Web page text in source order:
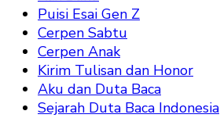
Puisi Esai Gen Z
Cerpen Sabtu
Cerpen Anak
Kirim Tulisan dan Honor
Aku dan Duta Baca
Sejarah Duta Baca Indonesia